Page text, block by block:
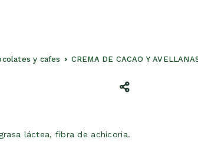
y cafes CREMA DE CACAO Y
láctea, fibra de achicoria.